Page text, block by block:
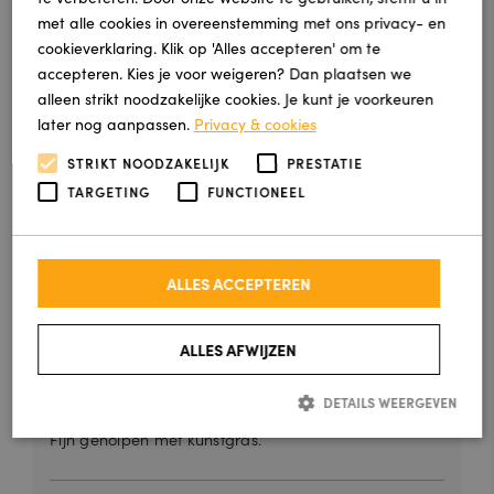
Geplaatst via Google
Jaroka heeft ons uit de brand geholpen en zeer snel
producten bezorgd. Wij raden hun zeker aan!!!
Nogmaals ontzettend bedankt voor de goede
Lees verder
S Y
Geplaatst via Google
Fijn geholpen met kunstgras.
met alle cookies in overeenstemming met ons privacy- en
cookieverklaring. Klik op 'Alles accepteren' om te
accepteren. Kies je voor weigeren? Dan plaatsen we
alleen strikt noodzakelijke cookies. Je kunt je voorkeuren
later nog aanpassen. Privacy & cookies
STRIKT NOODZAKELIJK
PRESTATIE
TARGETING
FUNCTIONEEL
ALLES ACCEPTEREN
ALLES AFWIJZEN
DETAILS WEERGEVEN